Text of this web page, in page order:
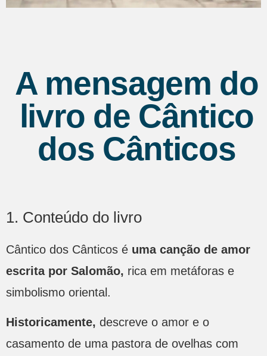
A mensagem do
livro de Cântico
dos Cânticos
1. Conteúdo do livro
Cântico dos Cânticos é uma canção de amor
escrita por Salomão, rica em metáforas e
simbolismo oriental.
Historicamente, descreve o amor e o
casamento de uma pastora de ovelhas com